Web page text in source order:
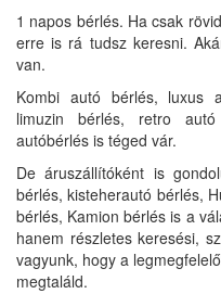
1 napos bérlés. Ha csak
erre is rá tudsz keresni.
van.
Kombi autó bérlés, luxus
limuzin bérlés, retro
autóbérlés is téged vár.
De áruszállítóként is
bérlés, kisteherautó bérlés,
bérlés, Kamion bérlés is a
hanem részletes keresési,
vagyunk, hogy a
megtaláld.